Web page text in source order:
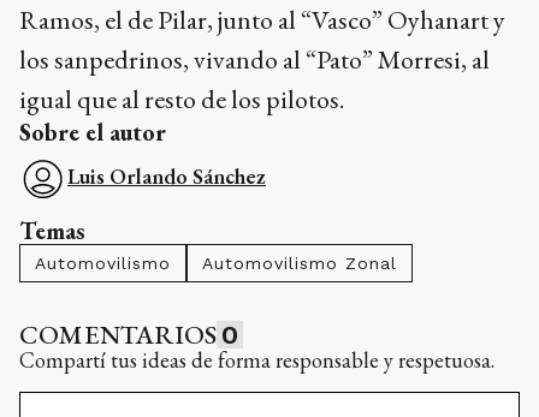
Ramos, el de Pilar, junto al “Vasco” Oyhanart y
los sanpedrinos, vivando al “Pato” Morresi, al
igual que al resto de los pilotos.
Sobre el autor
Luis Orlando Sánchez
Temas
Automovilismo Automovilismo Zonal
COMENTARIOS 0
Compartí tus ideas de forma responsable y respetuosa.